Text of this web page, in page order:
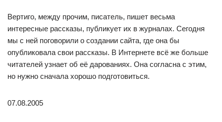
Вертиго, между прочим, писатель, пишет весьма
интересные рассказы, публикует их в журналах. Сегодня
мы с ней поговорили о создании сайта, где она бы
опубликовала свои рассказы. В Интернете всё же больше
читателей узнает об её дарованиях. Она согласна с этим,
но нужно сначала хорошо подготовиться.
07.08.2005